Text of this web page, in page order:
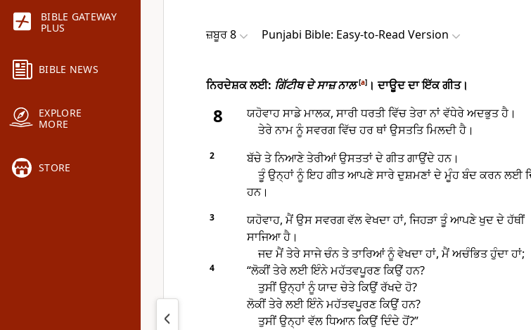
BIBLE GATEWAY
PLUS
BIBLE NEWS
EXPLORE
MORE
STORE
ਜ਼ਬੂਰ 8 Punjabi Bible: Easy-to-Read Version
ਨਿਰਦੇਸ਼ਕ ਲਈ: ਗਿੱਟੀਥ ਦੇ ਸਾਜ਼ ਨਾਲ [a] । ਦਾਊਦ ਦਾ ਇੱਕ ਗੀਤ।
8
ਯਹੋਵਾਹ ਸਾਡੇ ਮਾਲਕ, ਸਾਰੀ ਧਰਤੀ ਵਿੱਚ ਤੇਰਾ ਨਾਂ ਵੱਧੇਰੇ ਅਦਭੁਤ ਹੈ।
ਤੇਰੇ ਨਾਮ ਨੂੰ ਸਵਰਗ ਵਿੱਚ ਹਰ ਥਾਂ ਉਸਤਤਿ ਮਿਲਦੀ ਹੈ।
2
ਬੱਚੇ ਤੇ ਨਿਆਣੇ ਤੇਰੀਆਂ ਉਸਤਤਾਂ ਦੇ ਗੀਤ ਗਾਉਂਦੇ ਹਨ।
ਤੂੰ ਉਨ੍ਹਾਂ ਨੂੰ ਇਹ ਗੀਤ ਆਪਣੇ ਸਾਰੇ ਦੁਸ਼ਮਣਾਂ ਦੇ ਮੂੰਹ ਬੰਦ ਕਰਨ ਲਈ
ਹਨ।
3
ਯਹੋਵਾਹ, ਮੈਂ ਉਸ ਸਵਰਗ ਵੱਲ ਵੇਖਦਾ ਹਾਂ, ਜਿਹੜਾ ਤੂੰ ਆਪਣੇ ਖੁਦ ਦੇ ਹੱਥੀਂ
ਸਾਜਿਆ ਹੈ।
ਜਦ ਮੈਂ ਤੇਰੇ ਸਾਜੇ ਚੰਨ ਤੇ ਤਾਰਿਆਂ ਨੂੰ ਵੇਖਦਾ ਹਾਂ, ਮੈਂ ਅਚੰਭਿਤ ਹੁੰਦਾ ਹਾਂ;
4
“ਲੋਕੀਂ ਤੇਰੇ ਲਈ ਇੰਨੇ ਮਹੱਤਵਪੂਰਣ ਕਿਉਂ ਹਨ?
ਤੁਸੀਂ ਉਨ੍ਹਾਂ ਨੂੰ ਯਾਦ ਚੇਤੇ ਕਿਉਂ ਰੱਖਦੇ ਹੋ?
ਲੋਕੀਂ ਤੇਰੇ ਲਈ ਇੰਨੇ ਮਹੱਤਵਪੂਰਣ ਕਿਉਂ ਹਨ?
ਤੁਸੀਂ ਉਨ੍ਹਾਂ ਵੱਲ ਧਿਆਨ ਕਿਉਂ ਦਿੰਦੇ ਹੋਂ?”